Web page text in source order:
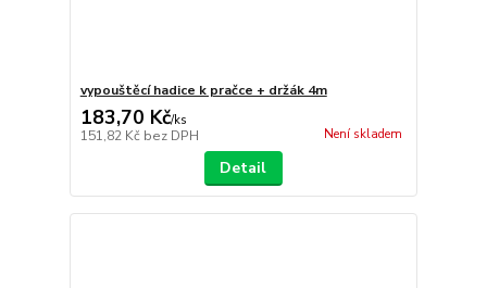
vypouštěcí hadice k pračce + držák 4m
183,70 Kč/ks
151,82 Kč bez DPH Není skladem
Detail